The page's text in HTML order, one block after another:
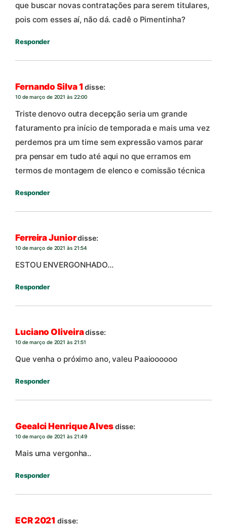
que buscar novas contratações para serem titulares,
pois com esses aí, não dá. cadê o Pimentinha?
Responder
Fernando Silva 1 disse:
10 de março de 2021 às 22:00
Triste denovo outra decepção seria um grande
faturamento pra início de temporada e mais uma vez
perdemos pra um time sem expressão vamos parar
pra pensar em tudo até aqui no que erramos em
termos de montagem de elenco e comissão técnica
Responder
Ferreira Juniordisse:
10 de março de 2021 às 21:54
ESTOU ENVERGONHADO…
Responder
Luciano Oliveiradisse:
10 de março de 2021 às 21:51
Que venha o próximo ano, valeu Paaioooooo
Responder
Geealci Henrique Alvesdisse:
10 de março de 2021 às 21:49
Mais uma vergonha..
Responder
ECR 2021 disse: